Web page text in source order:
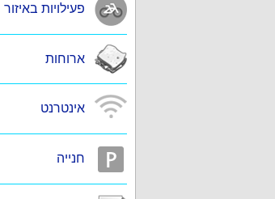
פעילויות באיזור
ארוחות
אינטרנט
חנייה